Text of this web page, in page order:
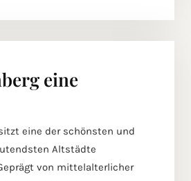
eine
eine der schönsten und
Altstädte
von mittelalterlicher